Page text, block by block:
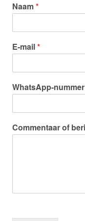
Naam*
E-mail*
WhatsApp-nummer
Commentaar of